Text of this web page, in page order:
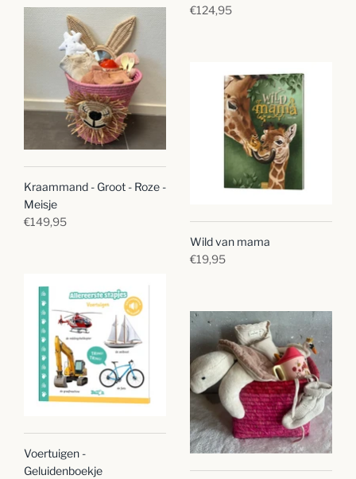
€124,95
Kraammand - Groot - Roze -
Meisje
€149,95
Wild van mama
€19,95
Voertuigen -
Geluidenboekje